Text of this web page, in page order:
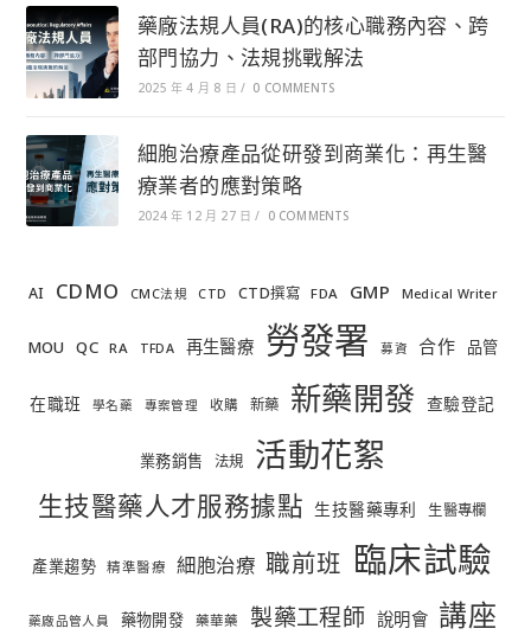
藥廠法規人員(RA)的核心職務內容、跨
部門協力、法規挑戰解法
2025 年 4 月 8 日 / 0 COMMENTS
細胞治療產品從研發到商業化：再生醫
療業者的應對策略
2024 年 12 月 27 日 / 0 COMMENTS
AI CDMO CMC法規 CTD CTD撰寫 FDA GMP Medical Writer
MOU QC RA TFDA 再生醫療 勞發署 募資 合作 品管
在職班 學名藥 專案管理 收購 新藥 新藥開發 查驗登記
業務銷售 法規 活動花絮
生技醫藥人才服務據點 生技醫藥專利 生醫專欄
產業趨勢 精準醫療 細胞治療 職前班 臨床試驗
藥廠品管人員 藥物開發 藥華藥 製藥工程師 說明會 講座